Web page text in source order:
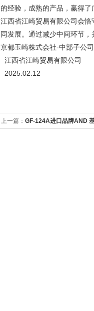
的经验，成熟的产品，赢得
江西省江崎贸易有限公司会
同发展。通过减少中间环节，
京都玉崎株式会社-中部子公司
江西省江崎贸易有限公司
2025.02.12
上一篇： GF-124A进口品牌AND